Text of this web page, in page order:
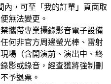
內，可至「我的訂單」頁面取
無法變更。
攜帶專業攝錄影音電子設備
何非官方周邊螢光棒、雷射
場（含開演前、演出中、終
影或錄音，經查獲將強制刪
予退票。